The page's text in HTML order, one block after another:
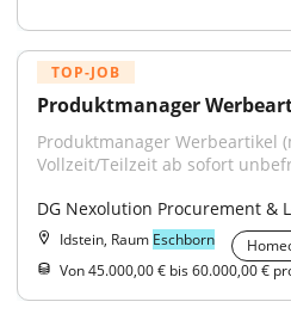
TOP-JOB
Produktmanager
Produktmanager Werbeartikel
Vollzeit/Teilzeit ab sofort
DG Nexolution Procurement &
Idstein, Raum Eschborn
Von 45.000,00 € bis 60.000,00 €